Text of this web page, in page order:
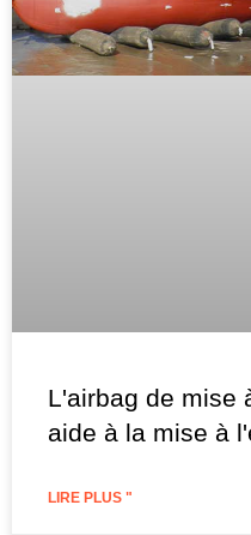
L'airbag de mise
aide à la mise à
LIRE PLUS "